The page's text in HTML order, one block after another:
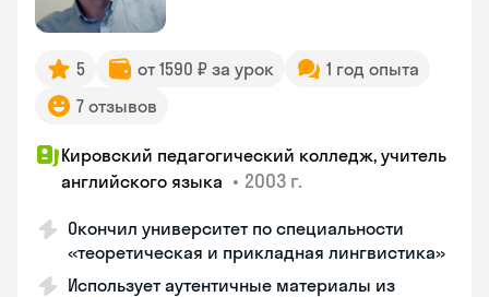
5 от 1590 ₽ за урок
1 год опыта
7 отзывов
Кировский педагогический колледж, учитель
английского языка • 2003 г.
Окончил университет по специальности
«теоретическая и прикладная лингвистика»
Использует аутентичные материалы из